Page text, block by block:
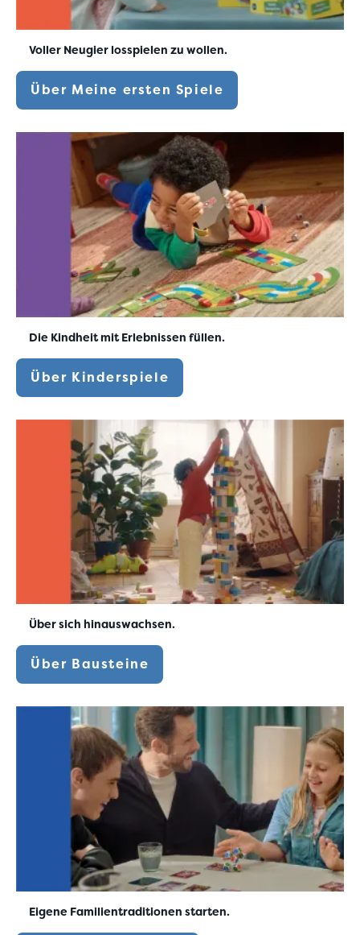
Voller Neugier losspielen zu wollen.
Über Meine ersten Spiele
Die Kindheit mit Erlebnissen füllen.
Über Kinderspiele
Über sich hinauswachsen.
Über Bausteine
Eigene Familientraditionen starten.